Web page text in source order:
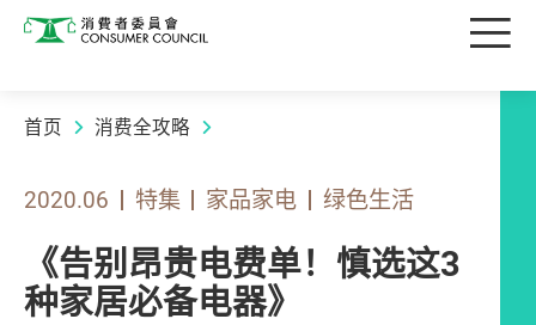
消费者委员会 目
首页 消费全攻略
2020.06 特集 家品家电 绿色生活
《告别昂贵电费单！慎选这3
种家居必备电器》